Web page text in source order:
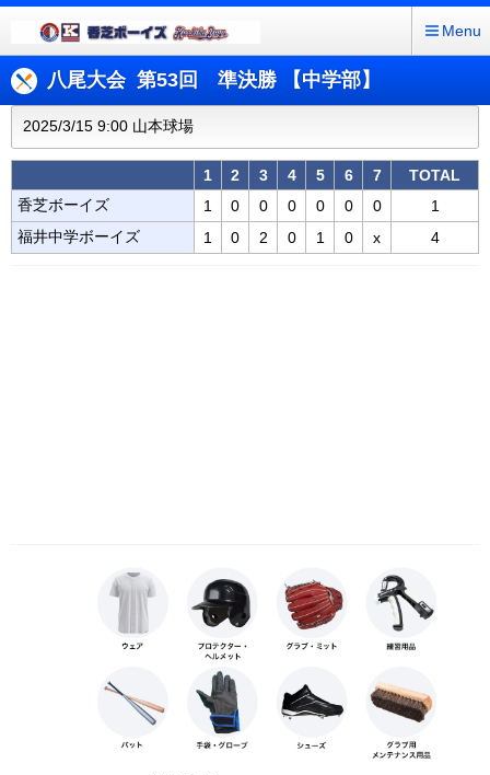
Menu
八尾大会 第53回 準決勝 【中学部】
2025/3/15 9:00 山本球場
1 2 3 4 5 6 7
TOTAL
香芝ボーイズ
1 0 0 0 0 0 0
1
福井中学ボーイズ
1 0 2 0 1 0 x 4